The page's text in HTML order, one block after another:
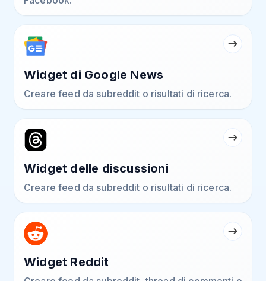
Widget di Google News
Creare feed da subreddit o risultati di ricerca.
Widget delle discussioni
Creare feed da subreddit o risultati di ricerca.
Widget Reddit